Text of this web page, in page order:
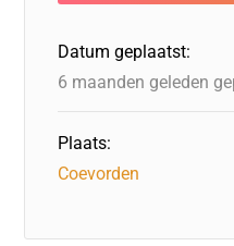
Datum geplaatst:
6 maanden geleden
Plaats:
Coevorden